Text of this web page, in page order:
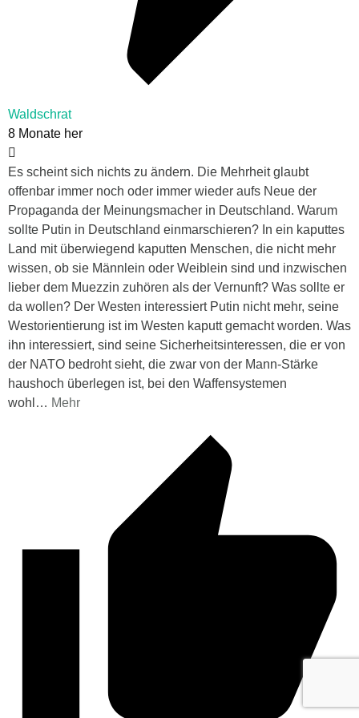
Waldschrat
8 Monate her
Es scheint sich nichts zu ändern. Die Mehrheit glaubt
offenbar immer noch oder immer wieder aufs Neue der
Propaganda der Meinungsmacher in Deutschland. Warum
sollte Putin in Deutschland einmarschieren? In ein kaputtes
Land mit überwiegend kaputten Menschen, die nicht mehr
wissen, ob sie Männlein oder Weiblein sind und inzwischen
lieber dem Muezzin zuhören als der Vernunft? Was sollte er
da wollen? Der Westen interessiert Putin nicht mehr, seine
Westorientierung ist im Westen kaputt gemacht worden. Was
ihn interessiert, sind seine Sicherheitsinteressen, die er von
der NATO bedroht sieht, die zwar von der Mann-Stärke
haushoch überlegen ist, bei den Waffensystemen
wohl … Mehr